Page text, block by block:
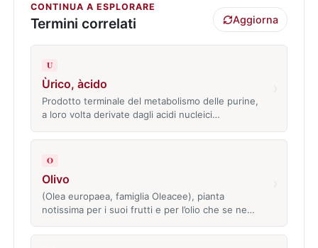
CONTINUA A ESPLORARE
Termini correlati Aggiorna
U
Ùrico, àcido
Prodotto terminale del metabolismo delle purine,
a loro volta derivate dagli acidi nucleici…
O
Olivo
(Olea europaea, famiglia Oleacee), pianta
notissima per i suoi frutti e per l’olio che se ne…